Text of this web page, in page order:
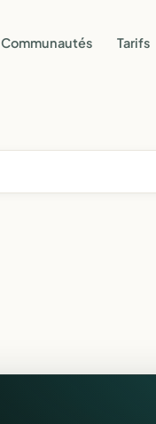
Communautés Tarifs